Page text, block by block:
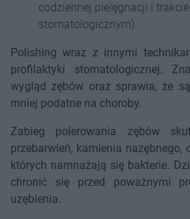
codziennej pielęgnacji i
stomatologicznym).
Polishing wraz z innymi
profilaktyki stomatologicznej.
wygląd zębów oraz sprawia, że
mniej podatne na choroby.
Zabieg polerowania zębów
przebarwień, kamienia nazębnego,
których namnażają się bakterie.
chronić się przed poważnymi
uzębienia.